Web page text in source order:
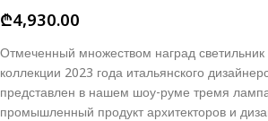
₾4,930.00
Отмеченный множеством наград
коллекции 2023 года итальянского
представлен в нашем шоу-руме тремя
промышленный продукт архитекторов и